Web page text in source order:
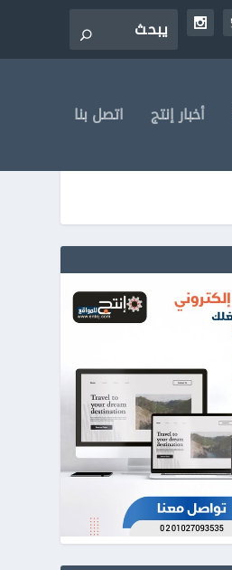
أخبار إنتج اتصل بنا